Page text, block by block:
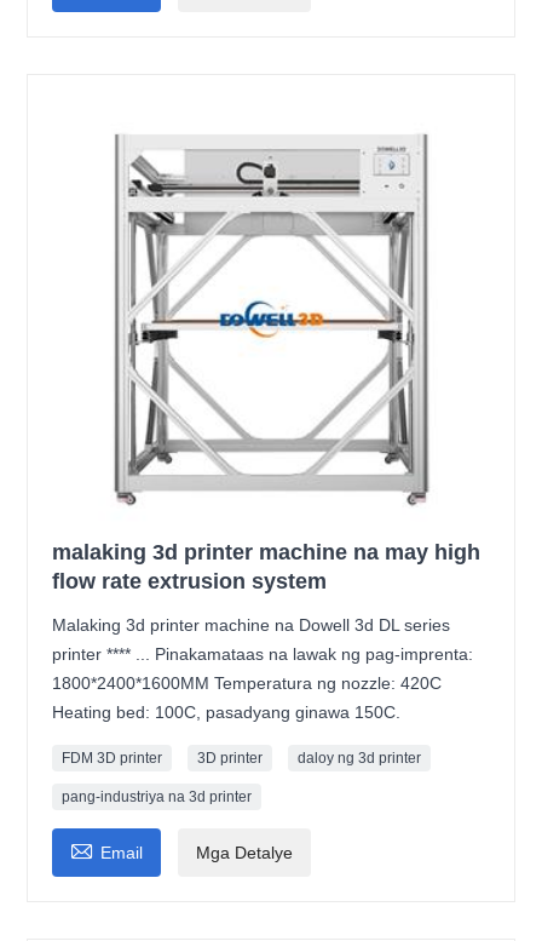
malaking 3d printer machine na may high
flow rate extrusion system
Malaking 3d printer machine na Dowell 3d DL series
printer **** ... Pinakamataas na lawak ng pag-imprenta:
1800*2400*1600MM Temperatura ng nozzle: 420C
Heating bed: 100C, pasadyang ginawa 150C.
FDM 3D printer 3D printer daloy ng 3d printer
pang-industriya na 3d printer
 Email Mga Detalye